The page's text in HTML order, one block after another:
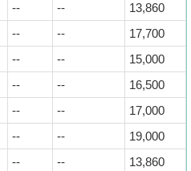
-- --
13,860
-- --
17,700
-- --
15,000
-- --
16,500
-- --
17,000
-- --
19,000
-- --
13,860